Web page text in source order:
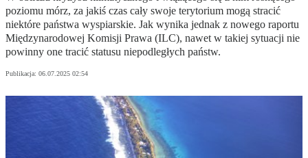
poziomu mórz, za jakiś czas cały swoje terytorium mogą stracić
niektóre państwa wyspiarskie. Jak wynika jednak z nowego raportu
Międzynarodowej Komisji Prawa (ILC), nawet w takiej sytuacji nie
powinny one tracić statusu niepodległych państw.
Publikacja: 06.07.2025 02:54